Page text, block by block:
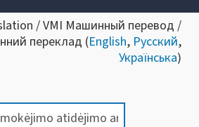
/ VMI Машинный перевод /
переклад (English, Русский,
Українська)